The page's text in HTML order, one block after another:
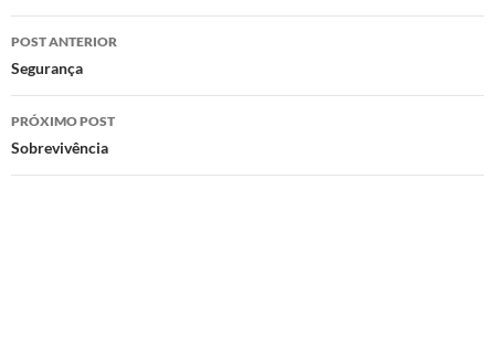
Navegação
de
posts
POST ANTERIOR
Segurança
PRÓXIMO POST
Sobrevivência